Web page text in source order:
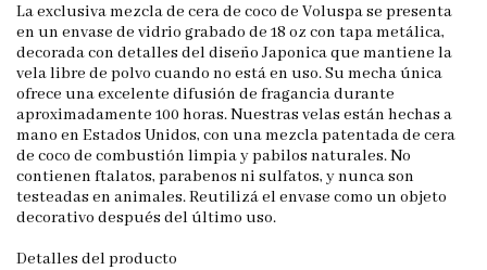
La exclusiva mezcla de cera de coco de Voluspa se presenta
en un envase de vidrio grabado de 18 oz con tapa metálica,
decorada con detalles del diseño Japonica que mantiene la
vela libre de polvo cuando no está en uso. Su mecha única
ofrece una excelente difusión de fragancia durante
aproximadamente 100 horas. Nuestras velas están hechas a
mano en Estados Unidos, con una mezcla patentada de cera
de coco de combustión limpia y pabilos naturales. No
contienen ftalatos, parabenos ni sulfatos, y nunca son
testeadas en animales. Reutilizá el envase como un objeto
decorativo después del último uso.
Detalles del producto